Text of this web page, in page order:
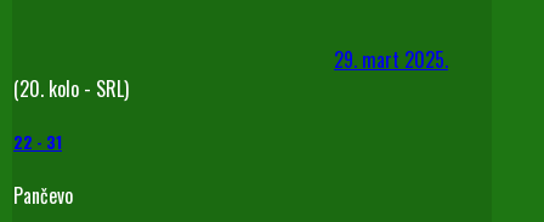
29. mart 2025.
(20. kolo - SRL)
22 - 31
Pančevo